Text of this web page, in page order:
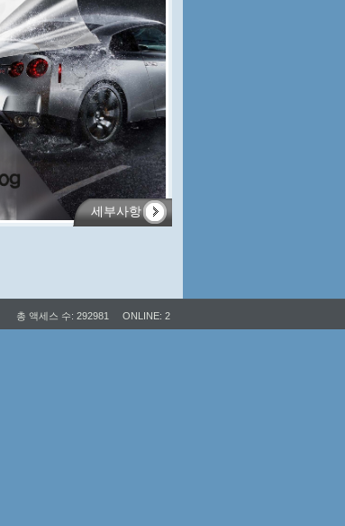
세부사항
총 액세스 수: 292981 ONLINE: 2